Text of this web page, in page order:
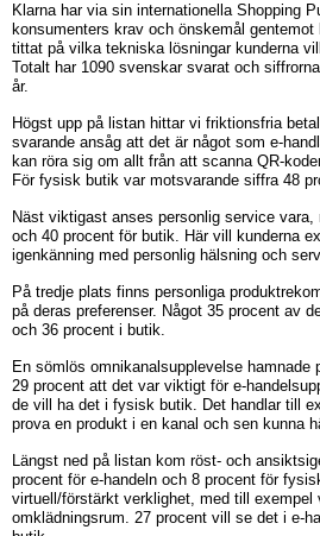
Klarna har via sin internationella Shopping
konsumenters krav och önskemål
tittat på vilka tekniska lösningar kunderna
Totalt har 1090 svenskar svarat och
år.
Högst upp på listan hittar vi friktionsfria
svarande ansåg att det är något som e-
kan röra sig om allt från att scanna QR-
För fysisk butik var motsvarande siffra 48
Näst viktigast anses personlig service vara,
och 40 procent för butik. Här vill kunderna
igenkänning med personlig hälsning och
På tredje plats finns personliga
på deras preferenser. Något 35 procent av
och 36 procent i butik.
En sömlös omnikanalsupplevelse hamnade
29 procent att det var viktigt för e-
de vill ha det i fysisk butik. Det handlar till
prova en produkt i en kanal och sen kunna
Längst ned på listan kom röst- och
procent för e-handeln och 8 procent för
virtuell/förstärkt verklighet, med till exempel
omklädningsrum. 27 procent vill se det i e-